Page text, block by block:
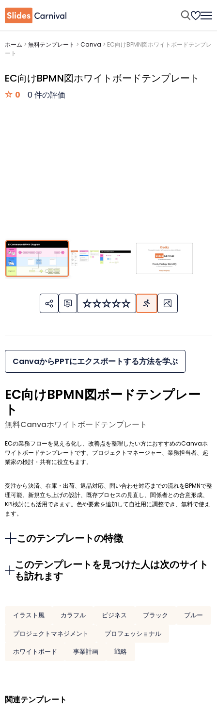
ホーム > 無料テンプレート > Canva > EC向けBPMN図ホワイトボードテンプレ
ート
EC向けBPMN図ホワイトボードテンプレート
0 0 件の評価
CanvaからPPTにエクスポートする方法を学ぶ
EC向けBPMN図ボードテンプレー
ト
無料Canvaホワイトボードテンプレート
ECの業務フローを見える化し、改善点を整理したい方におすすめのCanvaホ
ワイトボードテンプレートです。プロジェクトマネージャー、業務担当者、起
業家の検討・共有に役立ちます。
受注から決済、在庫・出荷、返品対応、問い合わせ対応までの流れをBPMNで整
理可能。新規立ち上げの設計、既存プロセスの見直し、関係者との合意形成、
KPI検討にも活用できます。色や要素を追加して自社用に調整でき、無料で使え
ます。
このテンプレートの特徴
このテンプレートを見つけた人は次のサイト
も訪れます
イラスト風 カラフル ビジネス ブラック
ブルー
プロジェクトマネジメント
プロフェッショナル
ホワイトボード
事業計画 戦略
関連テンプレート